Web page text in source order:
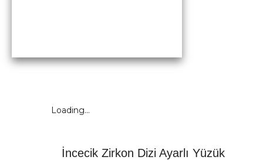
Loading...
İncecik Zirkon Dizi Ayarlı Yüzük